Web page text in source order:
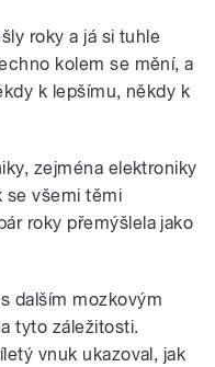
roky a já si tuhle
kolem se mění, a
k lepšímu, někdy k
zejména elektroniky
se všemi těmi
roky přemýšlela jako
dalším mozkovým
tyto záležitosti.
vnuk ukazoval, jak